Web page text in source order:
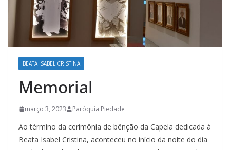
BEATA ISABEL CRISTINA
Memorial
março 3, 2023 Paróquia Piedade
Ao término da cerimônia de bênção da Capela dedicada à
Beata Isabel Cristina, aconteceu no início da noite do dia